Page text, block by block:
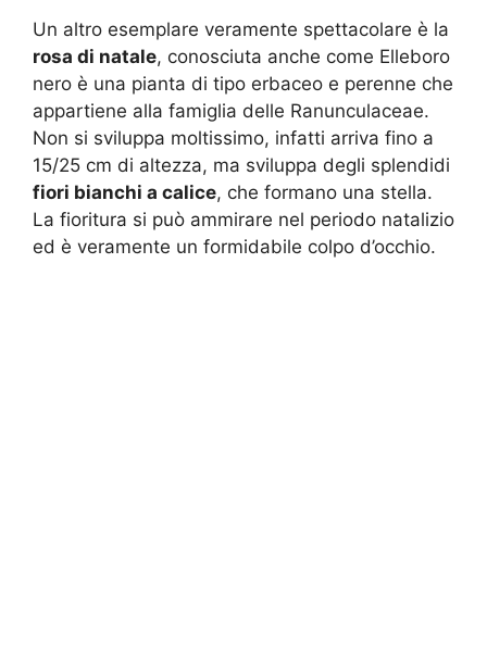
Un altro esemplare veramente spettacolare è la
rosa di natale, conosciuta anche come Elleboro
nero è una pianta di tipo erbaceo e perenne che
appartiene alla famiglia delle Ranunculaceae.
Non si sviluppa moltissimo, infatti arriva fino a
15/25 cm di altezza, ma sviluppa degli splendidi
fiori bianchi a calice, che formano una stella.
La fioritura si può ammirare nel periodo natalizio
ed è veramente un formidabile colpo d’occhio.